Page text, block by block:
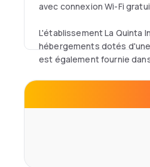
avec connexion Wi-Fi
L'établissement La Quinta
hébergements dotés
est également fournie
dans la laverie. Le Fort
pour des conférences et
Un copieux petit-